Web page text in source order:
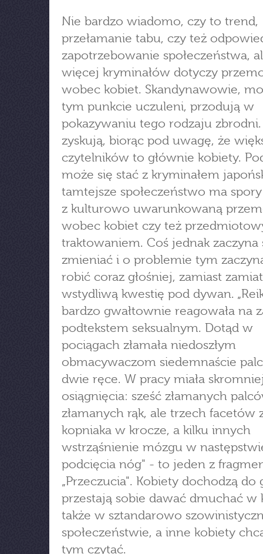
Nie bardzo wiadomo, czy to trend,
przełamanie tabu, czy też
zapotrzebowanie społeczeństwa,
więcej kryminałów dotyczy
wobec kobiet. Skandynawowie,
tym punkcie uczuleni, przodują w
pokazywaniu tego rodzaju
zyskują, biorąc pod uwagę, że
czytelników to głównie kobiety.
może się stać z kryminałem
tamtejsze społeczeństwo ma
z kulturowo uwarunkowaną
wobec kobiet czy też
traktowaniem. Coś jednak zaczyna
zmieniać i o problemie tym
robić coraz głośniej, zamiast
wstydliwą kwestię pod dywan.
bardzo gwałtownie reagowała na
podtekstem seksualnym. Dotąd w
pociągach złamała niedoszłym
obmacywaczom siedemnaście
dwie ręce. W pracy miała
osiągnięcia: sześć złamanych
złamanych rąk, ale trzech facetów
kopniaka w krocze, a kilku innych
wstrząśnienie mózgu w
podcięcia nóg" - to jeden z
„Przeczucia". Kobiety dochodzą do
przestają sobie dawać dmuchać w
także w sztandarowo
społeczeństwie, a inne kobiety
tym czytać.